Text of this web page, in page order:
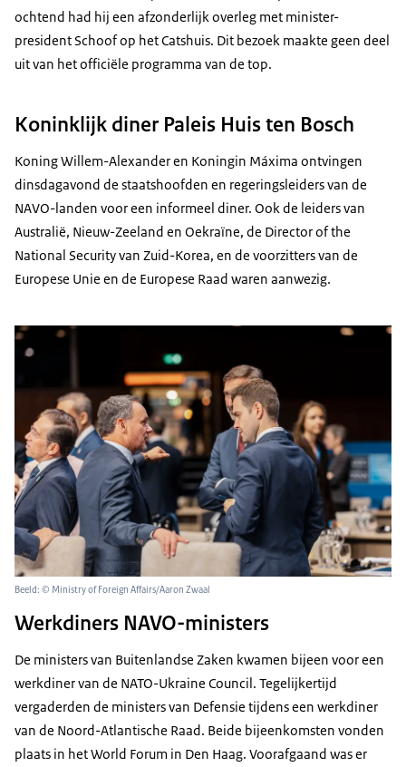
ochtend had hij een afzonderlijk overleg met minister-
president Schoof op het Catshuis. Dit bezoek maakte geen deel
uit van het officiële programma van de top.
Koninklijk diner Paleis Huis ten Bosch
Koning Willem-Alexander en Koningin Máxima ontvingen
dinsdagavond de staatshoofden en regeringsleiders van de
NAVO-landen voor een informeel diner. Ook de leiders van
Australië, Nieuw-Zeeland en Oekraïne, de Director of the
National Securityvan Zuid-Korea, en de voorzitters van de
Europese Unie en de Europese Raad waren aanwezig.
Beeld: © Ministry of Foreign Affairs/Aaron Zwaal
Werkdiners NAVO-ministers
De ministers van Buitenlandse Zaken kwamen bijeen voor een
werkdiner van de NATO-Ukraine Council. Tegelijkertijd
vergaderden de ministers van Defensie tijdens een werkdiner
van de Noord-Atlantische Raad. Beide bijeenkomsten vonden
plaats in hetWorld Forum in Den Haag. Voorafgaand was er